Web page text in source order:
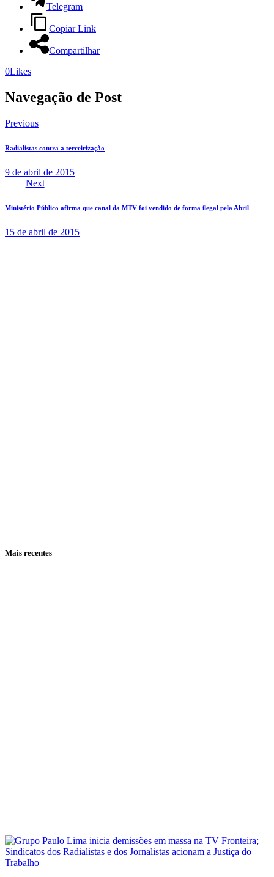
Telegram
Copiar Link
Compartilhar
0Likes
Navegação de Post
Previous
Radialistas contra a terceirização
9 de abril de 2015
Next
Ministério Público afirma que canal da MTV foi vendido de forma ilegal pela Abril
15 de abril de 2015
Mais recentes